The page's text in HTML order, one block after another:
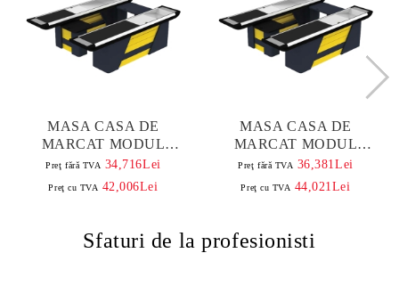
MASA CASA DE
MARCAT MODUL
DUBLU 3,3 M, CU 2
BENZI SI RAMA DIN
ALUMINIU
Preţ fără TVA 34,716Lei
Preţ cu TVA 42,006Lei
MASA CASA DE
MARCAT MODUL
DUBLU 3,7 M, CU 2
BENZI SI RAMA DIN
ALUMINIU
Preţ fără TVA 36,381Lei
Preţ cu TVA 44,021Lei
Sfaturi de la profesionisti